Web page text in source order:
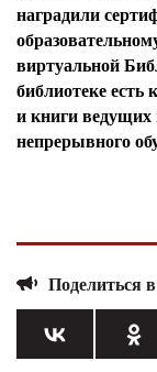
наградили
виртуальной
библиотеке есть
и книги
непрерывного
Поделиться